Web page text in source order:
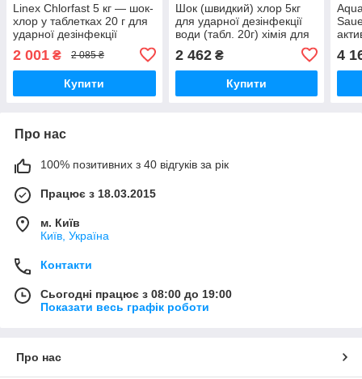
Linex Chlorfast 5 кг — шок-
хлор у таблетках 20 г для
ударної дезінфекції
2 001 ₴ 2 085 ₴
Купити
Шок (швидкий) хлор 5кг
для ударної дезінфекції
води (табл. 20г) хімія для
2 462₴
Купити
4
Про нас
100% позитивних з 40 відгуків за рік
Працює з 18.03.2015
м. Київ
Київ, Україна
Контакти
Сьогодні працює з 08:00 до 19:00
Показати весь графік роботи
Про нас